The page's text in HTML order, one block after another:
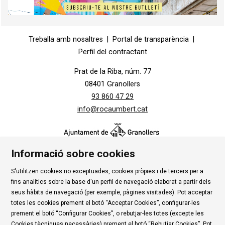
Treballa amb nosaltres
Portal de transparència
Perfil del contractant
Prat de la Riba, núm. 77
08401 Granollers
93 860 47 29
info@rocaumbert.cat
Contacte | Instància Genèrica | Alta Tercers
|
Ús de Cookies
| Política de privadesa | Avís Legal
|
Condicions d'ús Roca Umbert
Informació sobre cookies
S'utilitzen cookies no exceptuades, cookies pròpies i de tercers per a
fins analítics sobre la base d'un perfil de navegació elaborat a partir dels
seus hàbits de navegació (per exemple, pàgines visitades). Pot acceptar
totes les cookies prement el botó “Acceptar Cookies”, configurar-les
prement el botó “Configurar Cookies”, o rebutjar-les totes (excepte les